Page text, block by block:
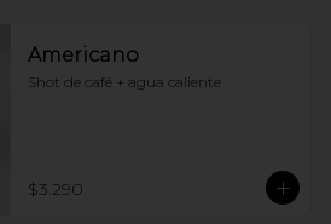
Americano
Shot de café + agua caliente
$3.290